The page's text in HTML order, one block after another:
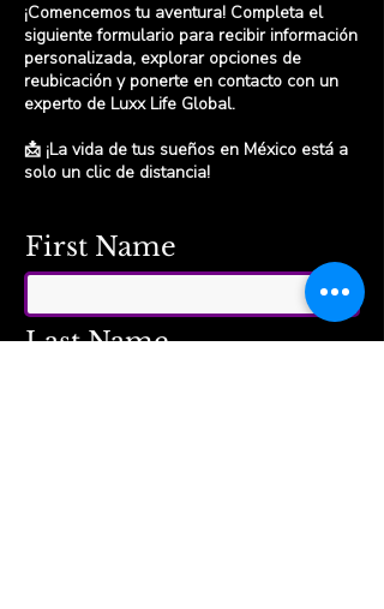
¡Comencemos tu aventura! Completa el
siguiente formulario para recibir información
personalizada, explorar opciones de
reubicación y ponerte en contacto con un
experto de Luxx Life Global.
📩 ¡La vida de tus sueños en México está a
solo un clic de distancia!
First Name
Last Name